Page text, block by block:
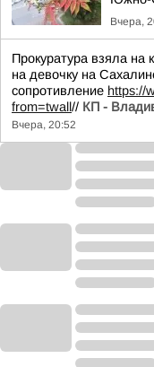
Вчера,
Прокуратура взяла на
на девочку на
сопротивление https://
from=twall// КП -
Вчера, 20:52